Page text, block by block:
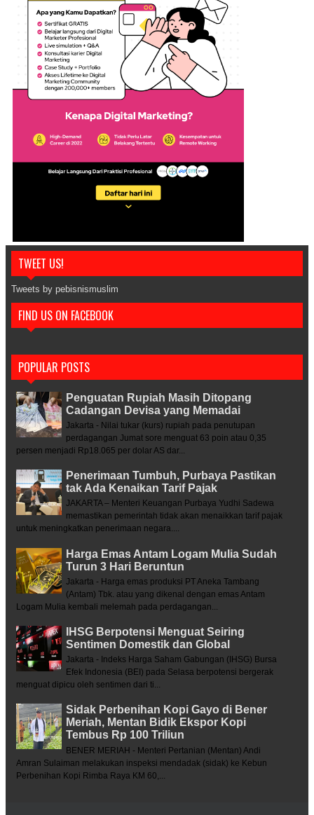
TWEET US!
Tweets by pebisnismuslim
FIND US ON FACEBOOK
POPULAR POSTS
Penguatan Rupiah Masih Ditopang
Cadangan Devisa yang Memadai
Jakarta - Nilai tukar (kurs) rupiah pada penutupan
perdagangan Jumat sore menguat 63 poin atau 0,35
persen menjadi Rp18.065 per dolar AS dar...
Penerimaan Tumbuh, Purbaya Pastikan
tak Ada Kenaikan Tarif Pajak
JAKARTA – Menteri Keuangan Purbaya Yudhi Sadewa
memastikan pemerintah tidak akan menaikkan tarif pajak
untuk meningkatkan penerimaan negara....
Harga Emas Antam Logam Mulia Sudah
Turun 3 Hari Beruntun
Jakarta - Harga emas produksi PT Aneka Tambang
(Antam) Tbk. atau yang dikenal dengan emas Antam
Logam Mulia kembali melemah pada perdagangan...
IHSG Berpotensi Menguat Seiring
Sentimen Domestik dan Global
Jakarta - Indeks Harga Saham Gabungan (IHSG) Bursa
Efek Indonesia (BEI) pada Selasa berpotensi bergerak
menguat dipicu oleh sentimen dari ti...
Sidak Perbenihan Kopi Gayo di Bener
Meriah, Mentan Bidik Ekspor Kopi
Tembus Rp 100 Triliun
BENER MERIAH - Menteri Pertanian (Mentan) Andi
Amran Sulaiman melakukan inspeksi mendadak (sidak) ke Kebun
Perbenihan Kopi Rimba Raya KM 60,...